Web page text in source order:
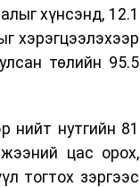
хүнсэнд, 12.1
хэрэгцээлэхээр
төлийн 95.5
нийт нутгийн 81
цас орох,
тогтох зэргээс